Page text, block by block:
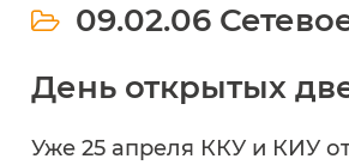
09.02.06
День открытых
Уже 25 апреля ККУ и КИУ